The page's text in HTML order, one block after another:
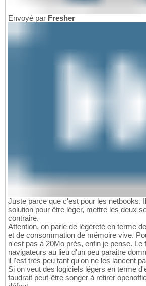
Envoyé par Fresher
Juste parce que c'est pour les netbooks.
solution pour être léger, mettre les deux
contraire.
Attention, on parle de légèreté en terme
et de consommation de mémoire vive.
n'est pas à 20Mo près, enfin je pense. Le
navigateurs au lieu d'un peu paraitre
il l'est très peu tant qu'on ne les lancent
Si on veut des logiciels légers en terme
faudrait peut-être songer à retirer